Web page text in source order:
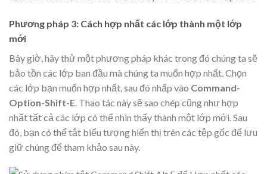
Phương pháp 3: Cách hợp nhất các lớp thành một lớp
mới
Bây giờ, hãy thử một phương pháp khác trong đó chúng ta sẽ
bảo tồn các lớp ban đầu mà chúng ta muốn hợp nhất. Chọn
các lớp bạn muốn hợp nhất, sau đó nhấp vào Command-
Option-Shift-E. Thao tác này sẽ sao chép cũng như hợp
nhất tất cả các lớp có thể nhìn thấy thành một lớp mới. Sau
đó, bạn có thể tắt biểu tượng hiển thị trên các tệp gốc để lưu
giữ chúng để tham khảo sau này.